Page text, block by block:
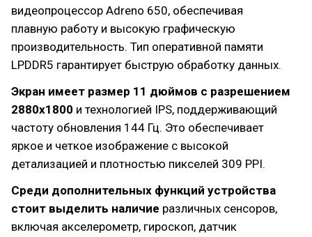
видеопроцессор Adreno 650, обеспечивая
плавную работу и высокую графическую
производительность. Тип оперативной памяти
LPDDR5 гарантирует быструю обработку данных.
Экран имеет размер 11 дюймов с разрешением
2880x1800 и технологией IPS, поддерживающий
частоту обновления 144 Гц. Это обеспечивает
яркое и четкое изображение с высокой
детализацией и плотностью пикселей 309 PPI.
Среди дополнительных функций устройства
стоит выделить наличие различных сенсоров,
включая акселерометр, гироскоп, датчик